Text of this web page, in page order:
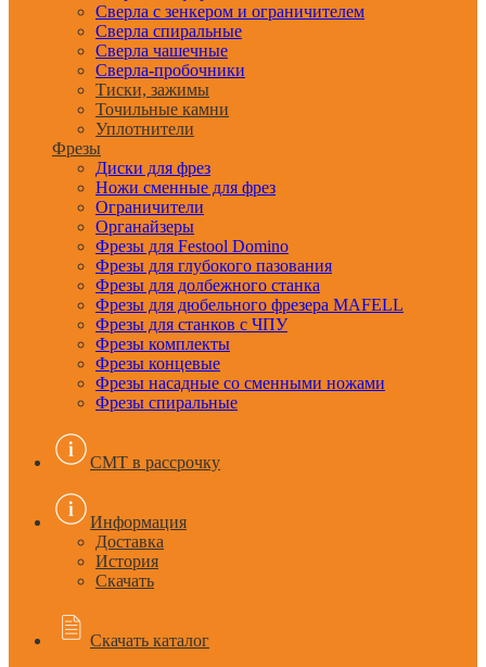
Сверла с зенкером и ограничителем
Сверла спиральные
Сверла чашечные
Сверла-пробочники
Тиски, зажимы
Точильные камни
Уплотнители
Фрезы
Диски для фрез
Ножи сменные для фрез
Ограничители
Органайзеры
Фрезы для Festool Domino
Фрезы для глубокого пазования
Фрезы для долбежного станка
Фрезы для дюбельного фрезера MAFELL
Фрезы для станков с ЧПУ
Фрезы комплекты
Фрезы концевые
Фрезы насадные со сменными ножами
Фрезы спиральные
CMT в рассрочку
Информация
Доставка
История
Скачать
Скачать каталог